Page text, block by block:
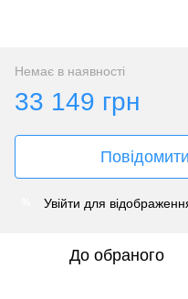
Немає в наявності
33 149 грн
Увійти для
До обраного